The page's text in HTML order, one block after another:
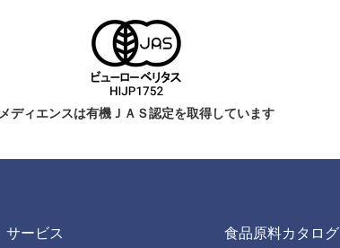
メディエンスは有機ＪＡＳ認定を取得しています
サービス
食品原料カタログ